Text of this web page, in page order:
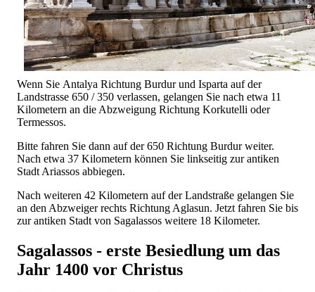
Wenn Sie Antalya Richtung Burdur und Isparta auf der
Landstrasse 650 / 350 verlassen, gelangen Sie nach etwa 11
Kilometern an die Abzweigung Richtung Korkutelli oder
Termessos.
Bitte fahren Sie dann auf der 650 Richtung Burdur weiter.
Nach etwa 37 Kilometern können Sie linkseitig zur antiken
Stadt Ariassos abbiegen.
Nach weiteren 42 Kilometern auf der Landstraße gelangen Sie
an den Abzweiger rechts Richtung Aglasun. Jetzt fahren Sie bis
zur antiken Stadt von Sagalassos weitere 18 Kilometer.
Sagalassos - erste Besiedlung um das
Jahr 1400 vor Christus